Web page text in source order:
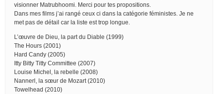
visionner Matrubhoomi. Merci pour tes propositions.
Dans mes films j’ai rangé ceux ci dans la catégorie féministes. Je ne
met pas de détail car la liste est trop longue.
L’œuvre de Dieu, la part du Diable (1999)
The Hours (2001)
Hard Candy (2005)
Itty Bitty Titty Committee (2007)
Louise Michel, la rebelle (2008)
Nannerl, la sœur de Mozart (2010)
Towelhead (2010)